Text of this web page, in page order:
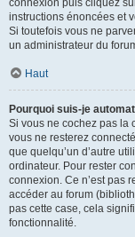
connexion puis cliquez
instructions énoncées et
Si toutefois vous ne
un administrateur du
Haut
Pourquoi suis-je
Si vous ne cochez pas la
vous ne resterez
que quelqu’un d’autre
ordinateur. Pour rester
connexion. Ce n’est pas
accéder au forum
pas cette case, cela
fonctionnalité.